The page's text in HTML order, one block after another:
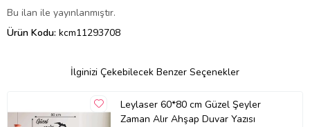
Bu ilan ile yayınlanmıştır.
Ürün Kodu: kcm11293708
İlginizi Çekebilecek Benzer Seçenekler
Leylaser 60*80 cm Güzel Şeyler
Zaman Alır Ahşap Duvar Yazısı